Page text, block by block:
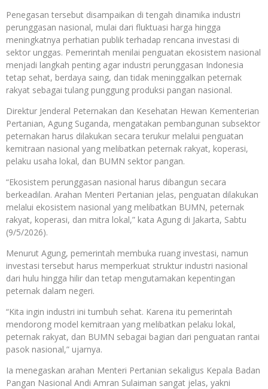
Penegasan tersebut disampaikan di tengah dinamika industri
perunggasan nasional, mulai dari fluktuasi harga hingga
meningkatnya perhatian publik terhadap rencana investasi di
sektor unggas. Pemerintah menilai penguatan ekosistem nasional
menjadi langkah penting agar industri perunggasan Indonesia
tetap sehat, berdaya saing, dan tidak meninggalkan peternak
rakyat sebagai tulang punggung produksi pangan nasional.
Direktur Jenderal Peternakan dan Kesehatan Hewan Kementerian
Pertanian, Agung Suganda, mengatakan pembangunan subsektor
peternakan harus dilakukan secara terukur melalui penguatan
kemitraan nasional yang melibatkan peternak rakyat, koperasi,
pelaku usaha lokal, dan BUMN sektor pangan.
“Ekosistem perunggasan nasional harus dibangun secara
berkeadilan. Arahan Menteri Pertanian jelas, penguatan dilakukan
melalui ekosistem nasional yang melibatkan BUMN, peternak
rakyat, koperasi, dan mitra lokal,” kata Agung di Jakarta, Sabtu
(9/5/2026).
Menurut Agung, pemerintah membuka ruang investasi, namun
investasi tersebut harus memperkuat struktur industri nasional
dari hulu hingga hilir dan tetap mengutamakan kepentingan
peternak dalam negeri.
“Kita ingin industri ini tumbuh sehat. Karena itu pemerintah
mendorong model kemitraan yang melibatkan pelaku lokal,
peternak rakyat, dan BUMN sebagai bagian dari penguatan rantai
pasok nasional,” ujarnya.
Ia menegaskan arahan Menteri Pertanian sekaligus Kepala Badan
Pangan Nasional Andi Amran Sulaiman sangat jelas, yakni